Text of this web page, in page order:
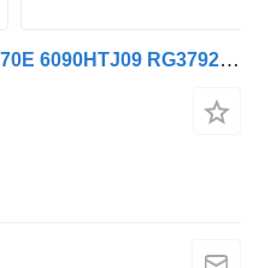
Mesin John Deere 1270E / 1470E 6090HTJ09 RG37926 Engine Motor